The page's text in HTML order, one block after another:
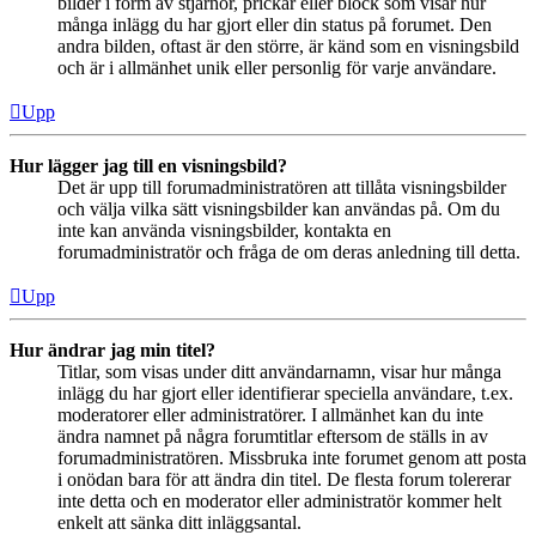
många inlägg du har gjort eller din status på forumet. Den
andra bilden, oftast är den större, är känd som en visningsbild
och är i allmänhet unik eller personlig för varje användare.
Upp
Hur lägger jag till en visningsbild?
Det är upp till forumadministratören att tillåta visningsbilder
och välja vilka sätt visningsbilder kan användas på. Om du
inte kan använda visningsbilder, kontakta en
forumadministratör och fråga de om deras anledning till detta.
Upp
Hur ändrar jag min titel?
Titlar, som visas under ditt användarnamn, visar hur många
inlägg du har gjort eller identifierar speciella användare, t.ex.
moderatorer eller administratörer. I allmänhet kan du inte
ändra namnet på några forumtitlar eftersom de ställs in av
forumadministratören. Missbruka inte forumet genom att posta
i onödan bara för att ändra din titel. De flesta forum tolererar
inte detta och en moderator eller administratör kommer helt
enkelt att sänka ditt inläggsantal.